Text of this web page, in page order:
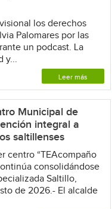
los derechos
Palomares por las
un podcast. La
y...
Leer más
Municipal de
integral a
saltillenses
centro “TEAcompaño
consolidándose
Saltillo,
de 2026.- El alcalde